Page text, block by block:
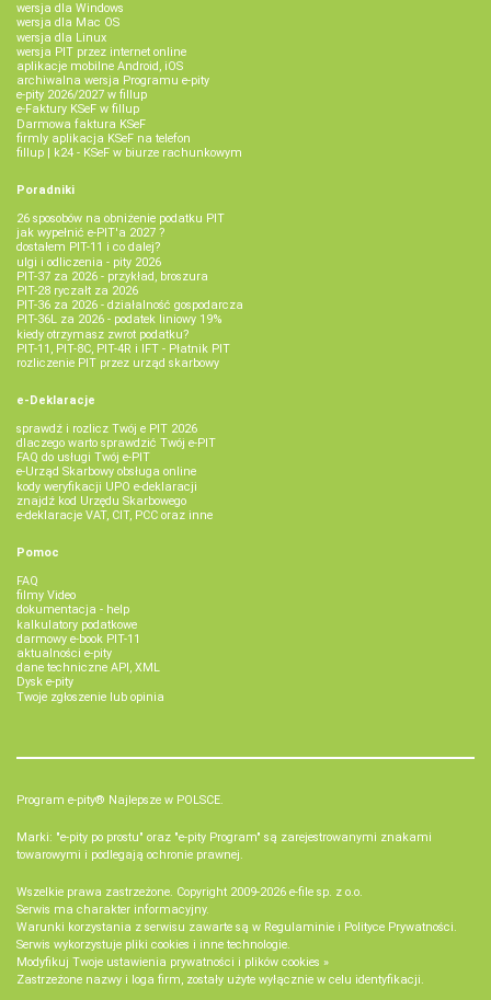
wersja dla Windows
wersja dla Mac OS
wersja dla Linux
wersja PIT przez internet online
aplikacje mobilne Android, iOS
archiwalna wersja Programu e-pity
e-pity 2026/2027 w fillup
e‑Faktury KSeF w fillup
Darmowa faktura KSeF
firmly aplikacja KSeF na telefon
fillup | k24 - KSeF w biurze rachunkowym
Poradniki
26 sposobów na obniżenie podatku PIT
jak wypełnić e-PIT'a 2027 ?
dostałem PIT-11 i co dalej?
ulgi i odliczenia - pity 2026
PIT-37 za 2026 - przykład, broszura
PIT-28 ryczałt za 2026
PIT-36 za 2026 - działalność gospodarcza
PIT-36L za 2026 - podatek liniowy 19%
kiedy otrzymasz zwrot podatku?
PIT-11, PIT-8C, PIT-4R i IFT - Płatnik PIT
rozliczenie PIT przez urząd skarbowy
e-Deklaracje
sprawdź i rozlicz Twój e PIT 2026
dlaczego warto sprawdzić Twój e-PIT
FAQ do usługi Twój e-PIT
e-Urząd Skarbowy obsługa online
kody weryfikacji UPO e-deklaracji
znajdź kod Urzędu Skarbowego
e-deklaracje VAT, CIT, PCC oraz inne
Pomoc
FAQ
filmy Video
dokumentacja - help
kalkulatory podatkowe
darmowy e-book PIT-11
aktualności e-pity
dane techniczne API, XML
Dysk e-pity
Twoje zgłoszenie lub opinia
Program e-pity® Najlepsze w POLSCE.
Marki: "e-pity po prostu" oraz "e-pity Program" są zarejestrowanymi znakami
towarowymi i podlegają ochronie prawnej.
Wszelkie prawa zastrzeżone. Copyright 2009-2026 e-file sp. z o.o.
Serwis ma charakter informacyjny.
Warunki korzystania z serwisu zawarte są w Regulaminie i Polityce Prywatności
Serwis wykorzystuje pliki cookies i inne technologie
Modyfikuj Twoje ustawienia prywatności i plików cookies »
Zastrzeżone nazwy i loga firm, zostały użyte wyłącznie w celu identyfikacji.